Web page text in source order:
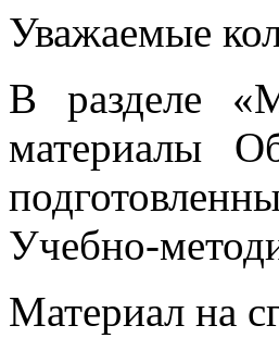
Уважаемые
В разделе
материалы
Учебно-
Материал на